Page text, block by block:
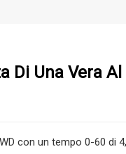
Di Una Vera
con un tempo 0-60 di